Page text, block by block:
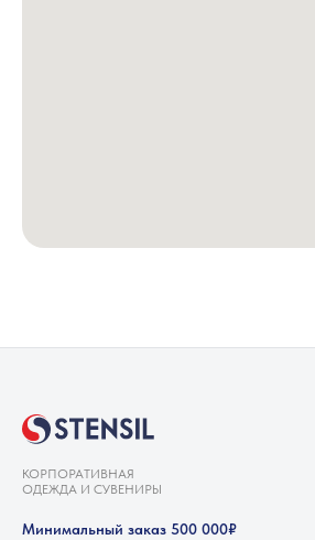
КОРПОРАТИВНАЯ
ОДЕЖДА И СУВЕНИРЫ
Минимальный заказ 500 000₽